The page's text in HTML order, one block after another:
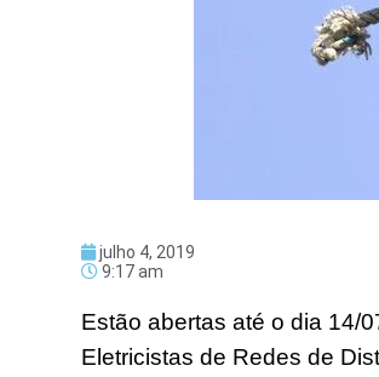
julho 4, 2019
9:17 am
Estão abertas até o dia 14/
Eletricistas de Redes de